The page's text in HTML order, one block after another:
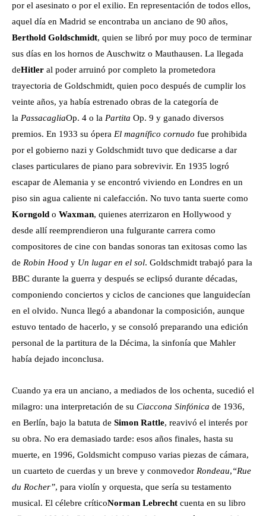
por el asesinato o por el exilio. En representación de todos ellos,
aquel día en Madrid se encontraba un anciano de 90 años,
Berthold Goldschmidt, quien se libró por muy poco de terminar
sus días en los hornos de Auschwitz o Mauthausen. La llegada
deHitler al poder arruinó por completo la prometedora
trayectoria de Goldschmidt, quien poco después de cumplir los
veinte años, ya había estrenado obras de la categoría de
la PassacagliaOp. 4 o la Partita Op. 9 y ganado diversos
premios. En 1933 su ópera El magnífico cornudo fue prohibida
por el gobierno nazi y Goldschmidt tuvo que dedicarse a dar
clases particulares de piano para sobrevivir. En 1935 logró
escapar de Alemania y se encontró viviendo en Londres en un
piso sin agua caliente ni calefacción. No tuvo tanta suerte como
Korngold o Waxman, quienes aterrizaron en Hollywood y
desde allí reemprendieron una fulgurante carrera como
compositores de cine con bandas sonoras tan exitosas como las
de Robin Hood y Un lugar en el sol. Goldschmidt trabajó para la
BBC durante la guerra y después se eclipsó durante décadas,
componiendo conciertos y ciclos de canciones que languidecían
en el olvido. Nunca llegó a abandonar la composición, aunque
estuvo tentado de hacerlo, y se consoló preparando una edición
personal de la partitura de la Décima, la sinfonía que Mahler
había dejado inconclusa.
Cuando ya era un anciano, a mediados de los ochenta, sucedió el
milagro: una interpretación de su Ciaccona Sinfónica de 1936,
en Berlín, bajo la batuta de Simon Rattle, reavivó el interés por
su obra. No era demasiado tarde: esos años finales, hasta su
muerte, en 1996, Goldsmicht compuso varias piezas de cámara,
un cuarteto de cuerdas y un breve y conmovedor Rondeau,“Rue
du Rocher”, para violín y orquesta, que sería su testamento
musical. El célebre críticoNorman Lebrecht cuenta en su libro